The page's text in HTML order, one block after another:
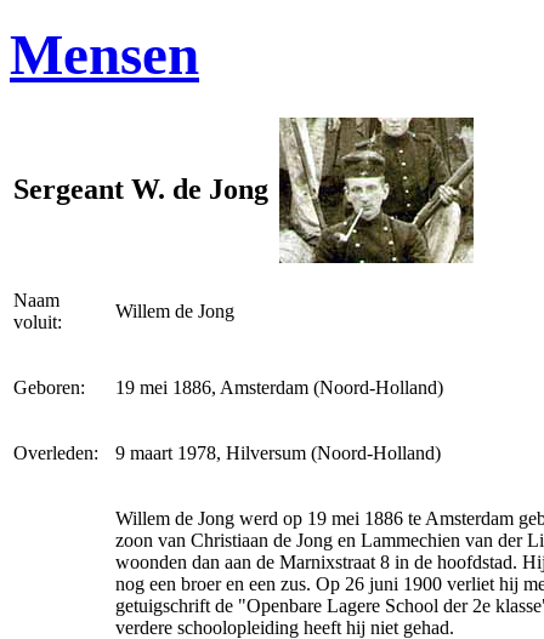
Mensen
Sergeant W. de Jong
Naam
voluit:
Willem de Jong
Geboren: 19 mei 1886, Amsterdam (Noord-Holland)
Overleden: 9 maart 1978, Hilversum (Noord-Holland)
Willem de Jong werd op 19 mei 1886 te Amsterdam
zoon van Christiaan de Jong en Lammechien van der
woonden dan aan de Marnixstraat 8 in de hoofdstad.
nog een broer en een zus. Op 26 juni 1900 verliet hij
getuigschrift de "Openbare Lagere School der 2e
verdere schoolopleiding heeft hij niet gehad.